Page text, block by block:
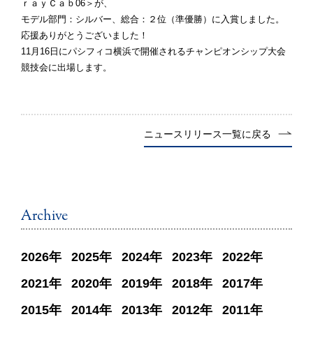
ｒａｙＣａｂ06＞が、
モデル部門：シルバー、総合：２位（準優勝）に入賞しました。
応援ありがとうございました！
11月16日にパシフィコ横浜で開催されるチャンピオンシップ大会
競技会に出場します。
ニュースリリース一覧に戻る
Archive
2026 2025 2024 2023
2022
2021
2020 2019 2018
2017
2015
2014 2013 2012 2011